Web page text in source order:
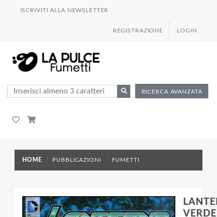
ISCRIVITI ALLA NEWSLETTER
REGISTRAZIONE LOGIN
RICERCA AVANZATA
HOME PUBBLICAZIONI FUMETTI